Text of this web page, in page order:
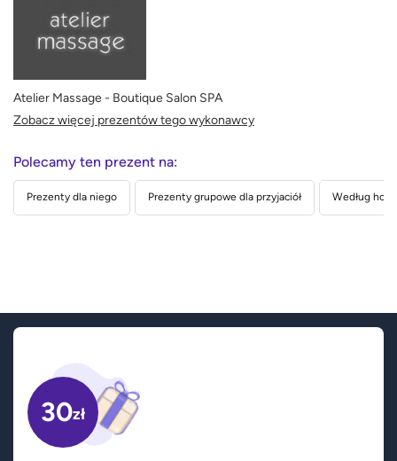
Atelier Massage - Boutique Salon SPA
Zobacz więcej prezentów tego wykonawcy
Polecamy ten prezent na:
Prezenty dla niego Prezenty grupowe dla przyjaciół Według
30zł